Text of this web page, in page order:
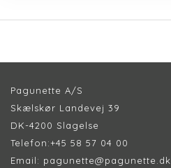
Pagunette A/S
Skælskør Landevej 39
DK-4200 Slagelse
Telefon:+45 58 57 04 00
Email: pagunette@pagunette.dk